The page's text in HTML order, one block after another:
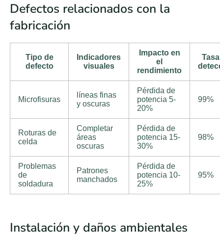
Defectos relacionados con la
fabricación
Tipo de
defecto
Indicadores
visuales
Impacto en
el
rendimiento
Microfisuras
líneas finas
y oscuras
Pérdida de
potencia 5-
20%
99%
Roturas de
celda
Completar
áreas
oscuras
Pérdida de
potencia 15-
30%
98%
Problemas
de
soldadura
Patrones
manchados
Pérdida de
potencia 10-
25%
95%
Instalación y daños ambientales